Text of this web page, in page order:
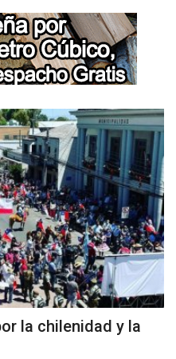
la chilenidad y la